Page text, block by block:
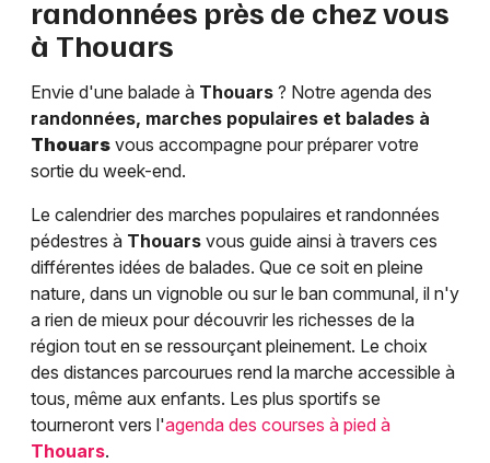
randonnées près de chez vous
à Thouars
Envie d'une balade à Thouars ? Notre agenda des
randonnées, marches populaires et balades à
Thouars vous accompagne pour préparer votre
sortie du week-end.
Le calendrier des marches populaires et randonnées
pédestres à Thouars vous guide ainsi à travers ces
différentes idées de balades. Que ce soit en pleine
nature, dans un vignoble ou sur le ban communal, il n'y
a rien de mieux pour découvrir les richesses de la
région tout en se ressourçant pleinement. Le choix
des distances parcourues rend la marche accessible à
tous, même aux enfants. Les plus sportifs se
tourneront vers l'agenda des courses à pied à
Thouars.